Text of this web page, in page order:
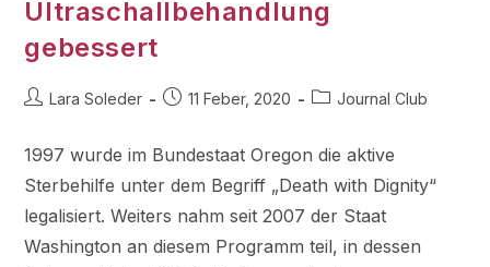
Ultraschallbehandlung
gebessert
Lara Soleder 11 Feber, 2020 Journal Club
1997 wurde im Bundestaat Oregon die aktive
Sterbehilfe unter dem Begriff „Death with Dignity“
legalisiert. Weiters nahm seit 2007 der Staat
Washington an diesem Programm teil, in dessen